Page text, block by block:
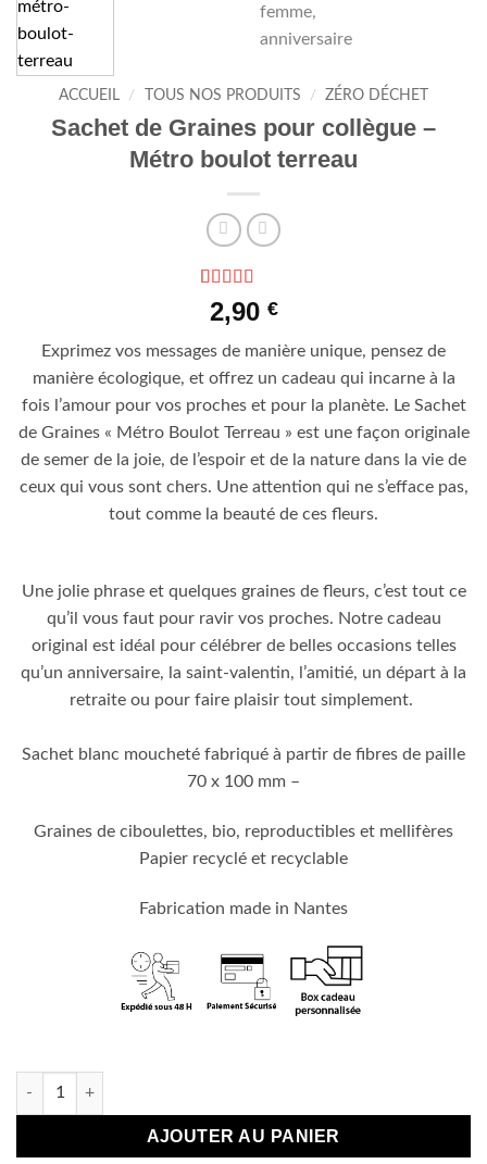
ACCUEIL / TOUS NOS PRODUITS / ZÉRO DÉCHET
Sachet de Graines pour collègue –
Métro boulot terreau
Noté5sur 5
basé sur
client
2,90 €
Exprimez vos messages de manière unique, pensez de
manière écologique, et offrez un cadeau qui incarne à la
fois l’amour pour vos proches et pour la planète. Le Sachet
de Graines « Métro Boulot Terreau » est une façon originale
de semer de la joie, de l’espoir et de la nature dans la vie de
ceux qui vous sont chers. Une attention qui ne s’efface pas,
tout comme la beauté de ces fleurs.
Une jolie phrase et quelques graines de fleurs, c’est tout ce
qu’il vous faut pour ravir vos proches. Notre cadeau
original est idéal pour célébrer de belles occasions telles
qu’un anniversaire, la saint-valentin, l’amitié, un départ à la
retraite ou pour faire plaisir tout simplement.
Sachet blanc moucheté fabriqué à partir de fibres de paille
70 x 100 mm –
Graines de ciboulettes, bio, reproductibles et mellifères
Papier recyclé et recyclable
Fabrication made in Nantes
quantité de Sachet de Graines pour collègue - Métro boulot
AJOUTER AU PANIER